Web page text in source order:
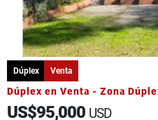
Dúplex Venta
US$95,000 USD